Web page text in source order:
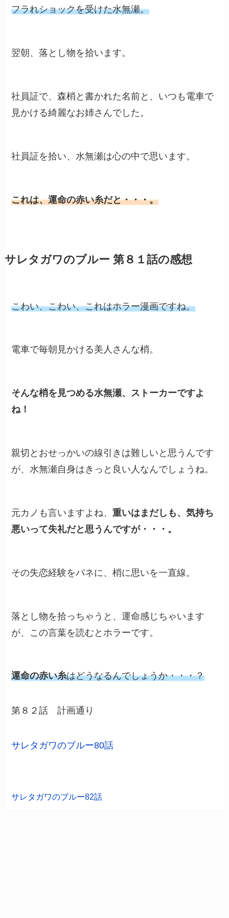
フラれショックを受けた水無瀬。
翌朝、落とし物を拾います。
社員証で、森梢と書かれた名前と、いつも電車で
見かける綺麗なお姉さんでした。
社員証を拾い、水無瀬は心の中で思います。
これは、運命の赤い糸だと・・・。
サレタガワのブルー 第８１話の感想
こわい、こわい、これはホラー漫画ですね。
電車で毎朝見かける美人さんな梢。
そんな梢を見つめる水無瀬、ストーカーですよ
ね！
親切とおせっかいの線引きは難しいと思うんです
が、水無瀬自身はきっと良い人なんでしょうね。
元カノも言いますよね、重いはまだしも、気持ち
悪いって失礼だと思うんですが・・・。
その失恋経験をバネに、梢に思いを一直線。
落とし物を拾っちゃうと、運命感じちゃいます
が、この言葉を読むとホラーです。
運命の赤い糸はどうなるんでしょうか・・・？
第８２話 計画通り
サレタガワのブルー80話
サレタガワのブルー82話